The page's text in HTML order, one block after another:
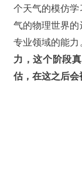
个天气的模仿
气的物理世界
专业领域的能力。
力，这个阶段
估，在这之后会